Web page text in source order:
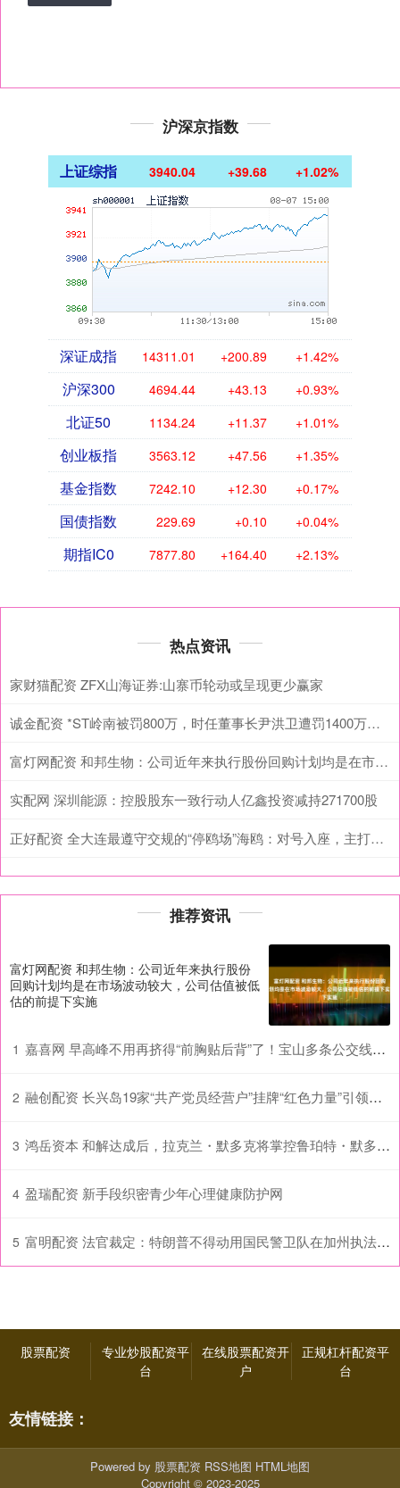
沪深京指数
上证综指 3940.04 +39.68 +1.02%
深证成指 14311.01 +200.89 +1.42%
沪深300 4694.44 +43.13 +0.93%
北证50 1134.24 +11.37 +1.01%
创业板指 3563.12 +47.56 +1.35%
基金指数 7242.10 +12.30 +0.17%
国债指数 229.69 +0.10 +0.04%
期指IC0 7877.80 +164.40 +2.13%
热点资讯
家财猫配资 ZFX山海证券:山寨币轮动或呈现更少赢家
诚金配资 *ST岭南被罚800万，时任董事长尹洪卫遭罚1400万、10年市场禁入
富灯网配资 和邦生物：公司近年来执行股份回购计划均是在市场波动较大，公司估值被低估的前提下实施
实配网 深圳能源：控股股东一致行动人亿鑫投资减持271700股
正好配资 全大连最遵守交规的“停鸥场”海鸥：对号入座，主打一个整整齐齐
推荐资讯
富灯网配资 和邦生物：公司近年来执行股份
回购计划均是在市场波动较大，公司估值被低
估的前提下实施
1 嘉喜网 早高峰不用再挤得“前胸贴后背”了！宝山多条公交线路增加运能配置
2 融创配资 长兴岛19家“共产党员经营户”挂牌“红色力量”引领餐饮诚信新风
3 鸿岳资本 和解达成后，拉克兰・默多克将掌控鲁珀特・默多克的媒体帝国
4 盈瑞配资 新手段织密青少年心理健康防护网
5 富明配资 法官裁定：特朗普不得动用国民警卫队在加州执法及逮捕人员
股票配资
专业炒股配资平
台
在线股票配资开
户
正规杠杆配资平
台
友情链接：
Powered by 股票配资 RSS地图 HTML地图
Copyright © 2023-2025